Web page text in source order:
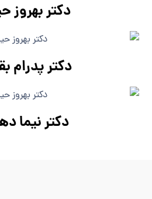
دکتر بهروز
دکتر پدرام
دکتر نیما